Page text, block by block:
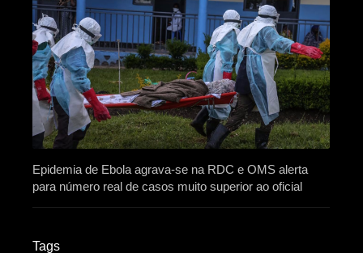
Epidemia de Ebola agrava-se na RDC e OMS alerta
para número real de casos muito superior ao oficial
Tags